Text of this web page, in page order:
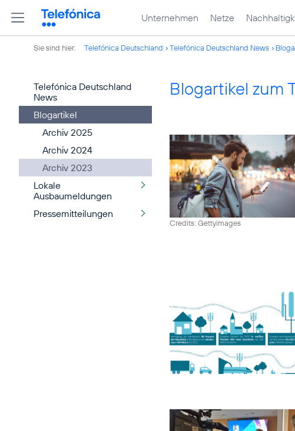
Unternehmen Netze
Sie sind hier: Telefónica Deutschland Telefónica Deutschland News
Telefónica Deutschland
News
Blogartikel
Archiv 2025
Archiv 2024
Archiv 2023
Lokale
Ausbaumeldungen
Pressemitteilungen
Blogartikel zum
Credits: Gettyimages